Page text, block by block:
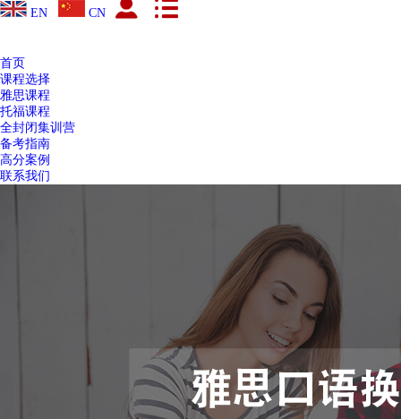
EN CN
首页
课程选择
雅思课程
托福课程
全封闭集训营
备考指南
高分案例
联系我们